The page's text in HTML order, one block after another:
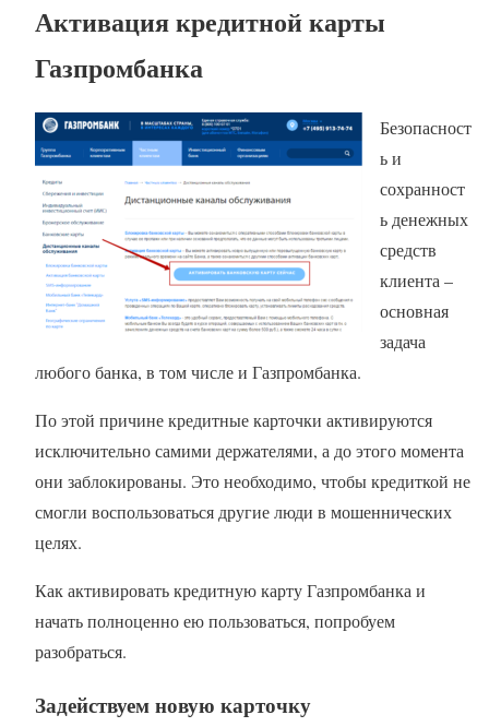
Активация кредитной карты
Газпромбанка
Безопасност
ь и
сохранност
ь денежных
средств
клиента –
основная
задача
любого банка, в том числе и Газпромбанка.
По этой причине кредитные карточки активируются
исключительно самими держателями, а до этого момента
они заблокированы. Это необходимо, чтобы кредиткой не
смогли воспользоваться другие люди в мошеннических
целях.
Как активировать кредитную карту Газпромбанка и
начать полноценно ею пользоваться, попробуем
разобраться.
Задействуем новую карточку